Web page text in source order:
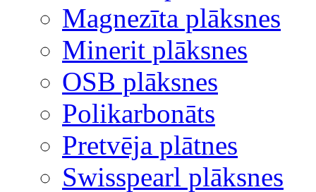
Magnezīta plāksnes
Minerit plāksnes
OSB plāksnes
Polikarbonāts
Pretvēja plātnes
Swisspearl plāksnes